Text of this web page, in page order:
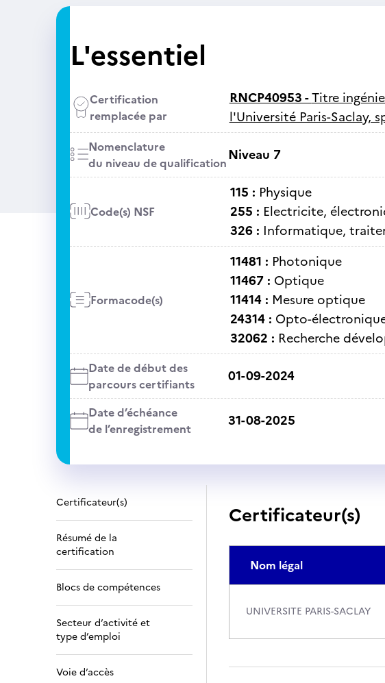
L'essentiel
Certification
remplacée par
RNCP40953 -Titre
l'Université Paris-Saclay,
Nomenclature
du niveau de qualificationNiveau 7
Code(s) NSF
115 : Physique
255 : Electricite,
326 : Informatique,
Formacode(s)
11481 : Photonique
11467 : Optique
11414 : Mesure optique
24314 : Opto-
32062 : Recherche
Date de début des
parcours certifiants
01-09-2024
Date d’échéance
de l’enregistrement
31-08-2025
Certificateur(s)
Résumé de la
certification
Blocs de compétences
Secteur d’activité et
type d’emploi
Voie d’accès
Certificateur(s)
Nom légal
UNIVERSITE PARIS-SACLAY